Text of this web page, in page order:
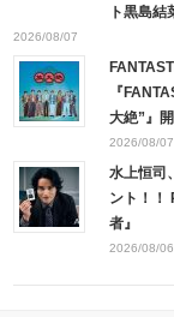
ト黒島結
2026/08/07
『
大絶”』
2026/08/07
水上恒司
ント！！
者』
2026/08/06